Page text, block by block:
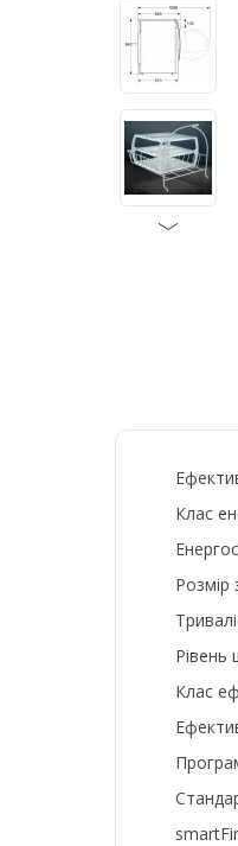
Клас
Розмір
Клас